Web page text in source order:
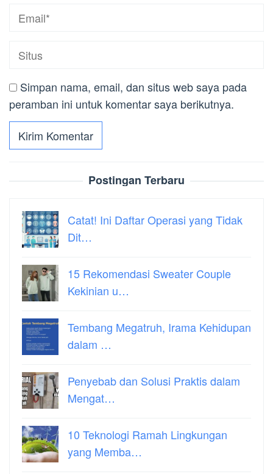
Simpan nama, email, dan situs web saya pada
peramban ini untuk komentar saya berikutnya.
Postingan Terbaru
Catat! Ini Daftar Operasi yang Tidak
Dit…
15 Rekomendasi Sweater Couple
Kekinian u…
Tembang Megatruh, Irama Kehidupan
dalam …
Penyebab dan Solusi Praktis dalam
Mengat…
10 Teknologi Ramah Lingkungan
yang Memba…